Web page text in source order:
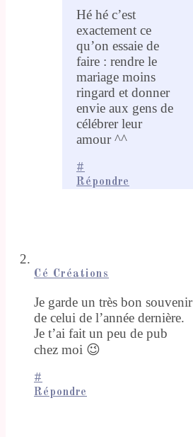
Hé hé c’est
exactement ce
qu’on essaie de
faire : rendre le
mariage moins
ringard et donner
envie aux gens de
célébrer leur
amour ^^
#
Répondre
Cé Créations
Je garde un très bon souvenir
de celui de l’année dernière.
Je t’ai fait un peu de pub
chez moi 😉
#
Répondre